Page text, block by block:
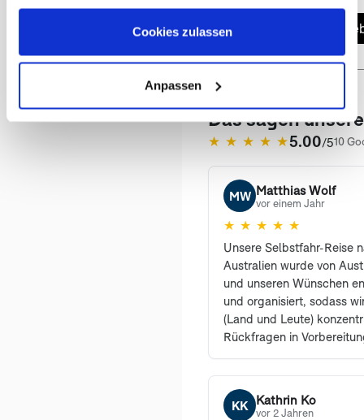
Cookies zulassen
Anpassen
Jetzt
Das sagen
★ ★ ★ ★ ★5.00/510
(öffnet in neuem Tab)
MW Matthias Wolf
vor einem Jahr
★ ★ ★ ★ ★
Unsere Selbstfahr-Reise
Australien wurde von
und unseren Wünschen
und organisiert, sodass
(Land und Leute)
Rückfragen in
kompetent zur Seite. Wir
nur weiterempfehlen.
KK
Kathrin Ko
vor 2 Jahren